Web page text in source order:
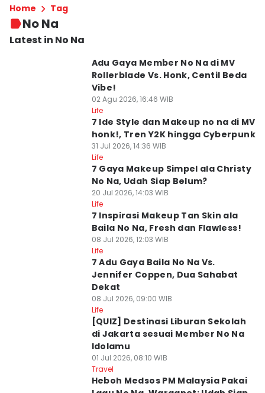
Home Tag
No Na
Latest in No Na
Adu Gaya Member No Na di MV
Rollerblade Vs. Honk, Centil Beda
Vibe!
02 Agu 2026, 16:46 WIB
Life
7 Ide Style dan Makeup no na di MV
honk!, Tren Y2K hingga Cyberpunk
31 Jul 2026, 14:36 WIB
Life
7 Gaya Makeup Simpel ala Christy
No Na, Udah Siap Belum?
20 Jul 2026, 14:03 WIB
Life
7 Inspirasi Makeup Tan Skin ala
Baila No Na, Fresh dan Flawless!
08 Jul 2026, 12:03 WIB
Life
7 Adu Gaya Baila No Na Vs.
Jennifer Coppen, Dua Sahabat
Dekat
08 Jul 2026, 09:00 WIB
Life
[QUIZ] Destinasi Liburan Sekolah
di Jakarta sesuai Member No Na
Idolamu
01 Jul 2026, 08:10 WIB
Travel
Heboh Medsos PM Malaysia Pakai